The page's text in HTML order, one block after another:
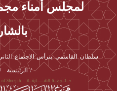
لمجلس أمناء
سلطان القاسمي يترأس الاجتماع
الرئيسية